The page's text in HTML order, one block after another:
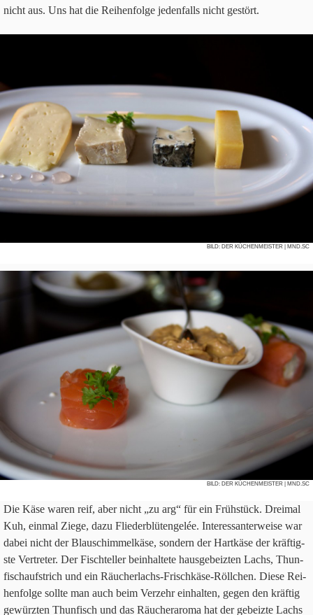
nicht aus. Uns hat die Rei­hen­folge jeden­falls nicht gestört.
BILD: DER KÜCHENMEISTER | MND.SC
BILD: DER KÜCHENMEISTER | MND.SC
Die Käse waren reif, aber nicht „zu arg“ für ein Früh­stück. Drei­mal
Kuh, ein­mal Ziege, dazu Flie­der­blü­ten­gelée. Inter­es­san­ter­weise war
dabei nicht der Blau­schim­mel­käse, son­dern der Hart­käse der kräf­tig­
ste Ver­tre­ter. Der Fisch­tel­ler beinhal­tete haus­ge­beiz­ten Lachs, Thun­
fisch­auf­strich und ein Räu­cher­lachs-Frisch­käse-Röll­chen. Diese Rei­
hen­folge sollte man auch beim Ver­zehr ein­hal­ten, gegen den kräf­tig
gewürz­ten Thun­fisch und das Räu­cher­aroma hat der gebeizte Lachs